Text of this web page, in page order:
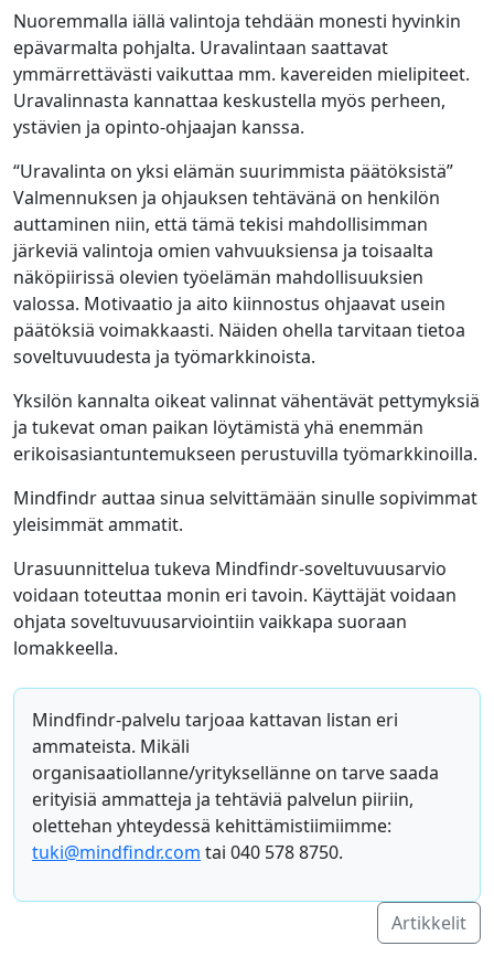
Nuoremmalla iällä valintoja tehdään monesti hyvinkin
epävarmalta pohjalta. Uravalintaan saattavat
ymmärrettävästi vaikuttaa mm. kavereiden mielipiteet.
Uravalinnasta kannattaa keskustella myös perheen,
ystävien ja opinto-ohjaajan kanssa.
“Uravalinta on yksi elämän suurimmista päätöksistä”
Valmennuksen ja ohjauksen tehtävänä on henkilön
auttaminen niin, että tämä tekisi mahdollisimman
järkeviä valintoja omien vahvuuksiensa ja toisaalta
näköpiirissä olevien työelämän mahdollisuuksien
valossa. Motivaatio ja aito kiinnostus ohjaavat usein
päätöksiä voimakkaasti. Näiden ohella tarvitaan tietoa
soveltuvuudesta ja työmarkkinoista.
Yksilön kannalta oikeat valinnat vähentävät pettymyksiä
ja tukevat oman paikan löytämistä yhä enemmän
erikoisasiantuntemukseen perustuvilla työmarkkinoilla.
Mindfindr auttaa sinua selvittämään sinulle sopivimmat
yleisimmät ammatit.
Urasuunnittelua tukeva Mindfindr-soveltuvuusarvio
voidaan toteuttaa monin eri tavoin. Käyttäjät voidaan
ohjata soveltuvuusarviointiin vaikkapa suoraan
lomakkeella.
Mindfindr-palvelu tarjoaa kattavan listan eri
ammateista. Mikäli
organisaatiollanne/yrityksellänne on tarve saada
erityisiä ammatteja ja tehtäviä palvelun piiriin,
olettehan yhteydessä kehittämistiimiimme:
tuki@mindfindr.com tai 040 578 8750.
Artikkelit